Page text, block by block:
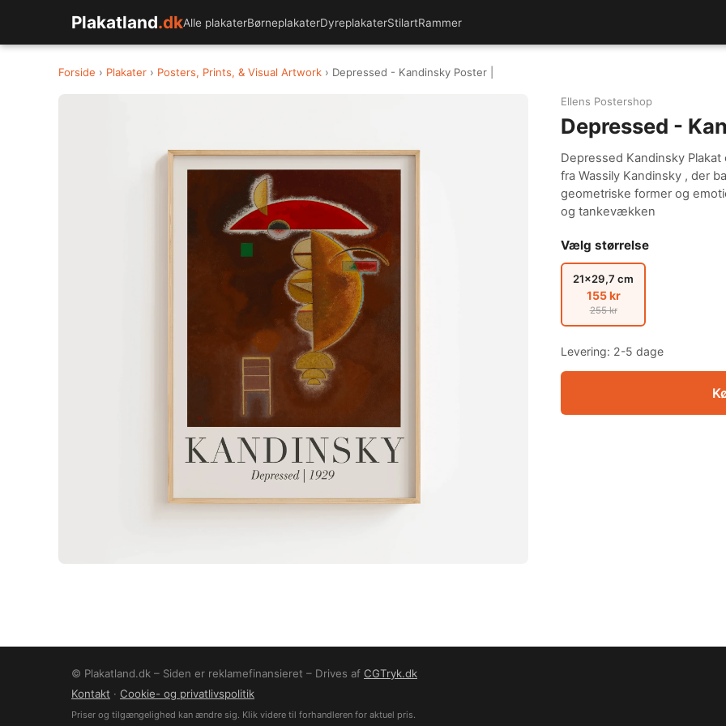
Plakatland.dkAlle plakaterBørneplakaterDyreplakaterStilartRammer
Forside › Plakater › Posters, Prints, & Visual Artwork › Depressed - Kandinsky Poster |
Ellens Postershop
Depressed -
Depressed Kandinsky
fra Wassily Kandinsky , der
geometriske former og
og tankevækken
Vælg størrelse
21x29,7 cm
155 kr
255 kr
Levering: 2-5 dage
© Plakatland.dk – Siden er reklamefinansieret – Drives af CGTryk.dk
Kontakt · Cookie- og privatlivspolitik
Priser og tilgængelighed kan ændre sig. Klik videre til forhandleren for aktuel pris.